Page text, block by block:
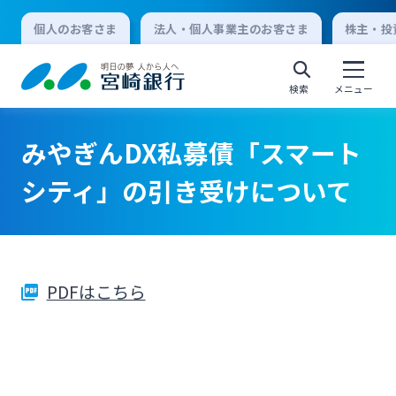
個人のお客さま 法人・個人事業主のお客さま 株主・
検索 メニュー
個人向けインターネットバンキング
ログオン
法人向けインターネットバンキング
みやぎんDX私募債「スマート
シティ」の引き受けについて
PDFはこちら